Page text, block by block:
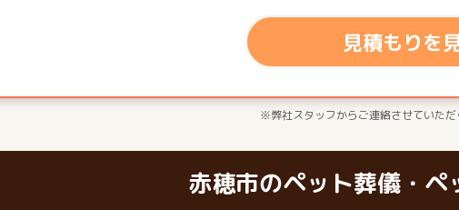
見積もりを
※弊社スタッフからご連絡させていただ
赤穂市のペット葬儀・ペ